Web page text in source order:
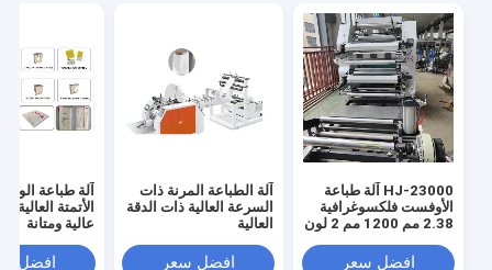
HJ-23000 آلة طباعة
الأوفست فلكسوغرافية
2.38 مم 1200 مم 2 لون
افضل سعر
آلة الطباعة المرنة ذات
السرعة العالية ذات الدقة
العالية
افضل سعر
آلة طباعة
الأتمتة العالية
عالية ومتانة
افضل